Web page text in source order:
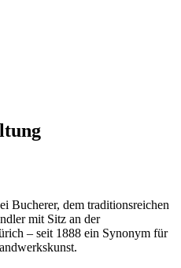
Bucherer, dem traditionsreichen
mit Sitz an der
– seit 1888 ein Synonym für